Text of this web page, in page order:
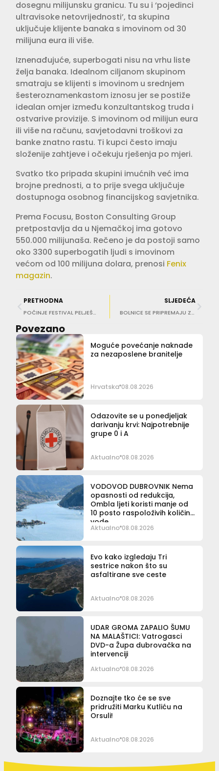
dosegnu milijunsku granicu. Tu su i ‘pojedinci
ultravisoke netovrijednosti’, ta skupina
uključuje klijente banaka s imovinom od 30
milijuna eura ili više.
Iznenađujuće, superbogati nisu na vrhu liste
želja banaka. Idealnom ciljanom skupinom
smatraju se klijenti s imovinom u srednjem
šesteroznamenkastom iznosu jer se postiže
idealan omjer između konzultantskog truda i
ostvarive provizije. S imovinom od milijun eura
ili više na računu, savjetodavni troškovi za
banke znatno rastu. Ti kupci često imaju
složenije zahtjeve i očekuju rješenja po mjeri.
Svatko tko pripada skupini imućnih već ima
brojne prednosti, a to prije svega uključuje
dostupnoga osobnog financijskog savjetnika.
Prema Focusu, Boston Consulting Group
pretpostavlja da u Njemačkoj ima gotovo
550.000 milijunaša. Rečeno je da postoji samo
oko 3300 superbogatih ljudi s imovinom
većom od 100 milijuna dolara, prenosi Fenix
magazin.
PRETHODNA
POČINJE FESTIVAL PELJEŠKIH OKUSA Sedam dana specijaliteta i vrhunskih vina
SLJEDEĆA
BOLNICE SE PRIPREMAJU ZA KONCERT THOMPSONA Traže zdravstvene dobrovoljce, oslobađaju krevete, pojačavaju dežurstva
Povezano
Moguće povećanje naknade
za nezaposlene branitelje
Hrvatska 08.08.2026
Odazovite se u ponedjeljak
darivanju krvi: Najpotrebnije
grupe 0 i A
Aktualno 08.08.2026
VODOVOD DUBROVNIK Nema
opasnosti od redukcija,
Ombla ljeti koristi manje od
10 posto raspoloživih količina
vode
Aktualno 08.08.2026
Evo kako izgledaju Tri
sestrice nakon što su
asfaltirane sve ceste
Aktualno 08.08.2026
UDAR GROMA ZAPALIO ŠUMU
NA MALAŠTICI: Vatrogasci
DVD-a Župa dubrovačka na
intervenciji
Aktualno 08.08.2026
Doznajte tko će se sve
pridružiti Marku Kutliću na
Orsuli!
Aktualno 08.08.2026